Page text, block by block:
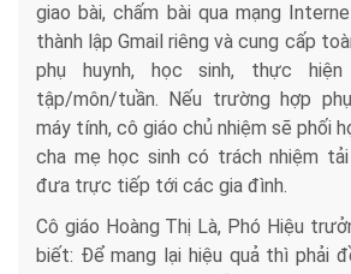
giao bài, chấm bài qua mạng
thành lập Gmail riêng và cung cấp
phụ huynh, học sinh, thực
tập/môn/tuần. Nếu trường hợp
máy tính, cô giáo chủ nhiệm sẽ phối
cha mẹ học sinh có trách nhiệm
đưa trực tiếp tới các gia đình.
Cô giáo Hoàng Thị Là, Phó Hiệu
biết: Để mang lại hiệu quả thì phải